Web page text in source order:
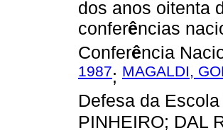
dos anos oitenta
conferências
Conferência
1987; MAGALDI,
Defesa da
PINHEIRO; DAL